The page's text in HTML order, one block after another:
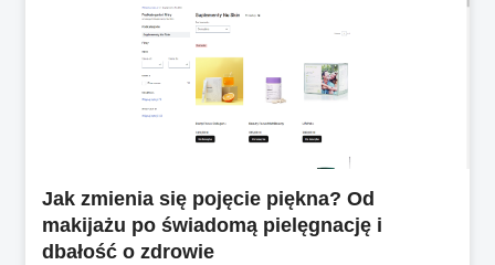
Jak zmienia się pojęcie piękna? Od
makijażu po świadomą pielęgnację i
dbałość o zdrowie